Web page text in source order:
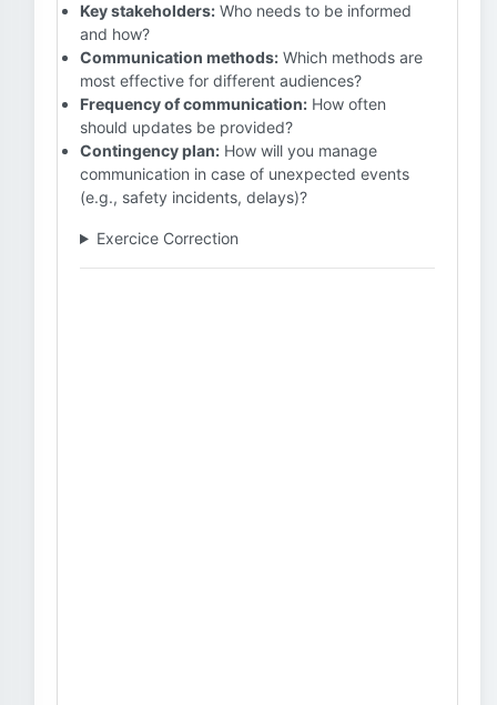
Key stakeholders: Who needs to be informed
and how?
Communication methods: Which methods are
most effective for different audiences?
Frequency of communication: How often
should updates be provided?
Contingency plan: How will you manage
communication in case of unexpected events
(e.g., safety incidents, delays)?
Exercice Correction